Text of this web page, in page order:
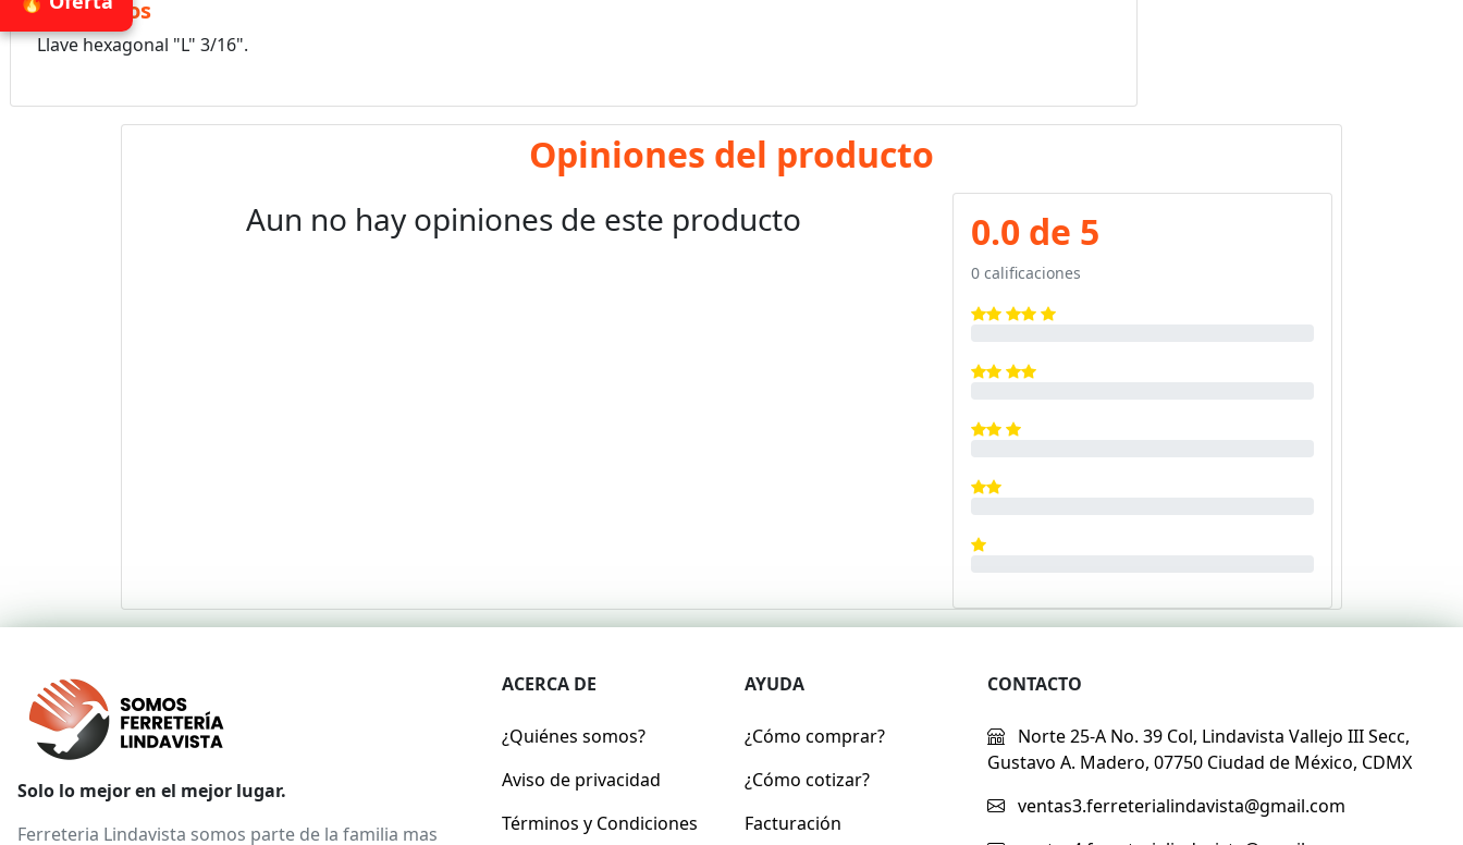
Accesorios
Llave hexagonal "L" 3/16".
Opiniones del producto
Aun no hay opiniones de este producto 0.0 de 5
0 calificaciones
Solo lo mejor en el mejor lugar.
Ferreteria Lindavista somos parte de la familia mas
ACERCA DE
¿Quiénes somos?
Aviso de privacidad
Términos y Condiciones
AYUDA
¿Cómo comprar?
¿Cómo cotizar?
Facturación
CONTACTO
Norte 25-A No. 39 Col, Lindavista Vallejo III Secc,
Gustavo A. Madero, 07750 Ciudad de México, CDMX
ventas3.ferreterialindavista@gmail.com